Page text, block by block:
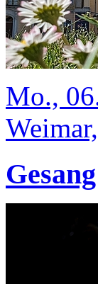
Mo.,